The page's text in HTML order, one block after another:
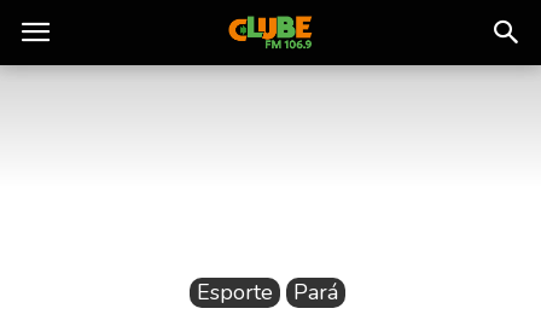
Rádio
Esporte Pará